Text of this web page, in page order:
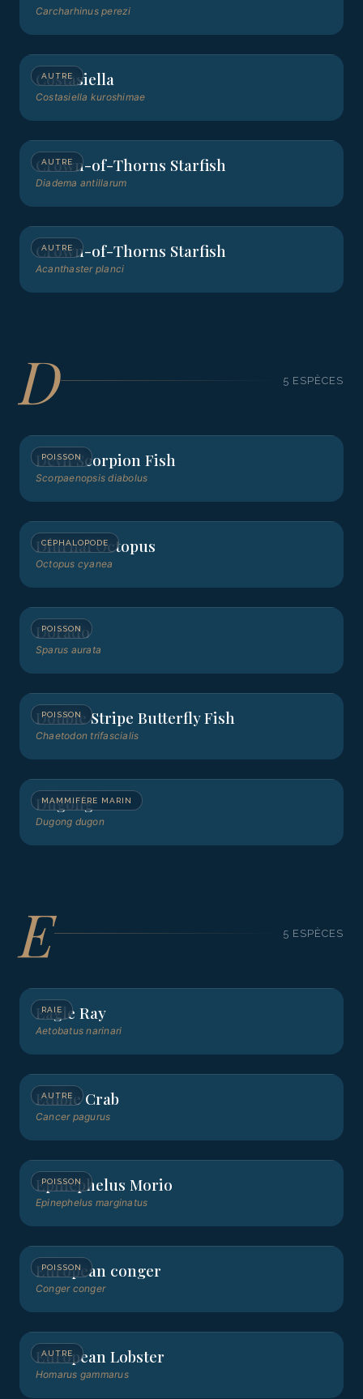
Carcharhinus perezi
AUTRE
Costasiella
Costasiella kuroshimae
AUTRE
Crown-of-Thorns Starfish
Diadema antillarum
AUTRE
Crown-of-Thorns Starfish
Acanthaster planci
D 5 ESPÈCE S
POISSON
Devil Scorpion Fish
Scorpaenopsis diabolus
CÉPHALOPODE
Diurnal Octopus
Octopus cyanea
POISSON
Dorado
Sparus aurata
POISSON
Double Stripe Butterfly Fish
Chaetodon trifascialis
MAMMIFÈRE MARIN
Dugong
Dugong dugon
E 5 ESPÈCE S
RAIE
Eagle Ray
Aetobatus narinari
AUTRE
Edible Crab
Cancer pagurus
POISSON
Epinephelus Morio
Epinephelus marginatus
POISSON
European conger
Conger conger
AUTRE
European Lobster
Homarus gammarus